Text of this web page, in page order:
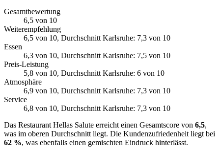
Gesamtbewertung
6,5 von 10
Weiterempfehlung
6,5 von 10, Durchschnitt Karlsruhe: 7,3 von 10
Essen
6,3 von 10, Durchschnitt Karlsruhe: 7,5 von 10
Preis-Leistung
5,8 von 10, Durchschnitt Karlsruhe: 6 von 10
Atmosphäre
6,9 von 10, Durchschnitt Karlsruhe: 7,3 von 10
Service
6,8 von 10, Durchschnitt Karlsruhe: 7,3 von 10
Das Restaurant Hellas Salute erreicht einen Gesamtscore von 6,5,
was im oberen Durchschnitt liegt. Die Kundenzufriedenheit liegt bei
62 %, was ebenfalls einen gemischten Eindruck hinterlässt.